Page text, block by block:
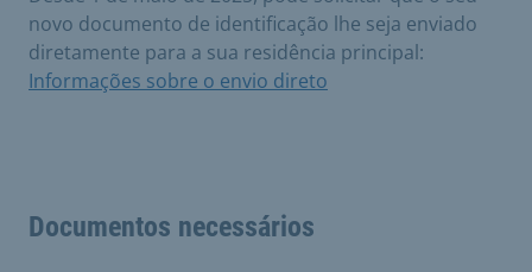
novo documento de identificação lhe seja enviado
diretamente para a sua residência principal:
Informações sobre o envio direto
Documentos necessários